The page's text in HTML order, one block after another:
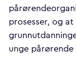
prosesser, og
unge pårørende